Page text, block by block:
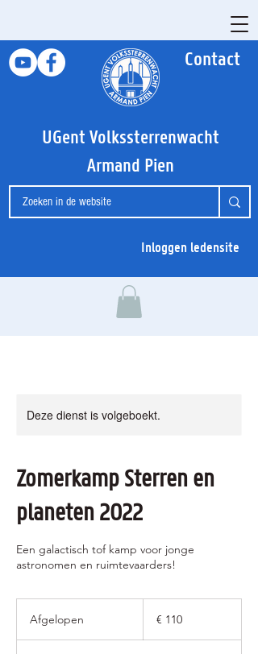
Contact
UGent Volkssterrenwacht
Armand Pien
Inloggen ledensite
Deze dienst is volgeboekt.
Zomerkamp Sterren en
planeten 2022
Een galactisch tof kamp voor jonge
astronomen en ruimtevaarders!
Afgelopen € 110